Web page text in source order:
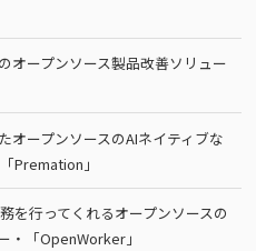
オープンソース製品改善ソリュー
ープンソースのAIネイティブな
Premation」
を行ってくれるオープンソースの
・「OpenWorker」